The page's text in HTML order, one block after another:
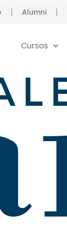
Alumni
Cursos